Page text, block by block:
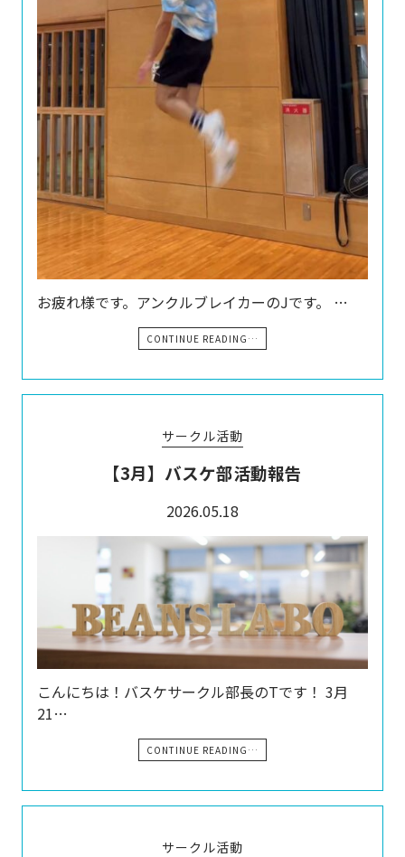
お疲れ様です。アンクルブレイカーのJです。 …
CONTINUE READING…
サークル活動
【3月】バスケ部活動報告
2026.05.18
こんにちは！バスケサークル部長のTです！ 3月
21…
CONTINUE READING…
サークル活動